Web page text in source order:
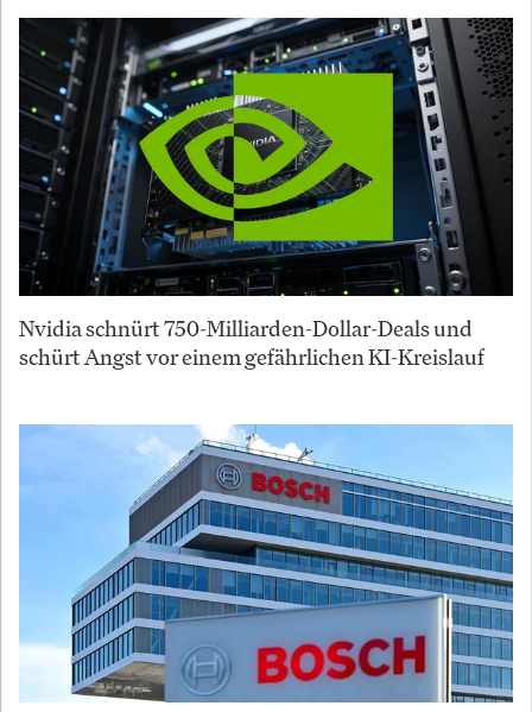
Nvidia schnürt 750-Milliarden-Dollar-Deals und
schürt Angst vor einem gefährlichen KI-Kreislauf